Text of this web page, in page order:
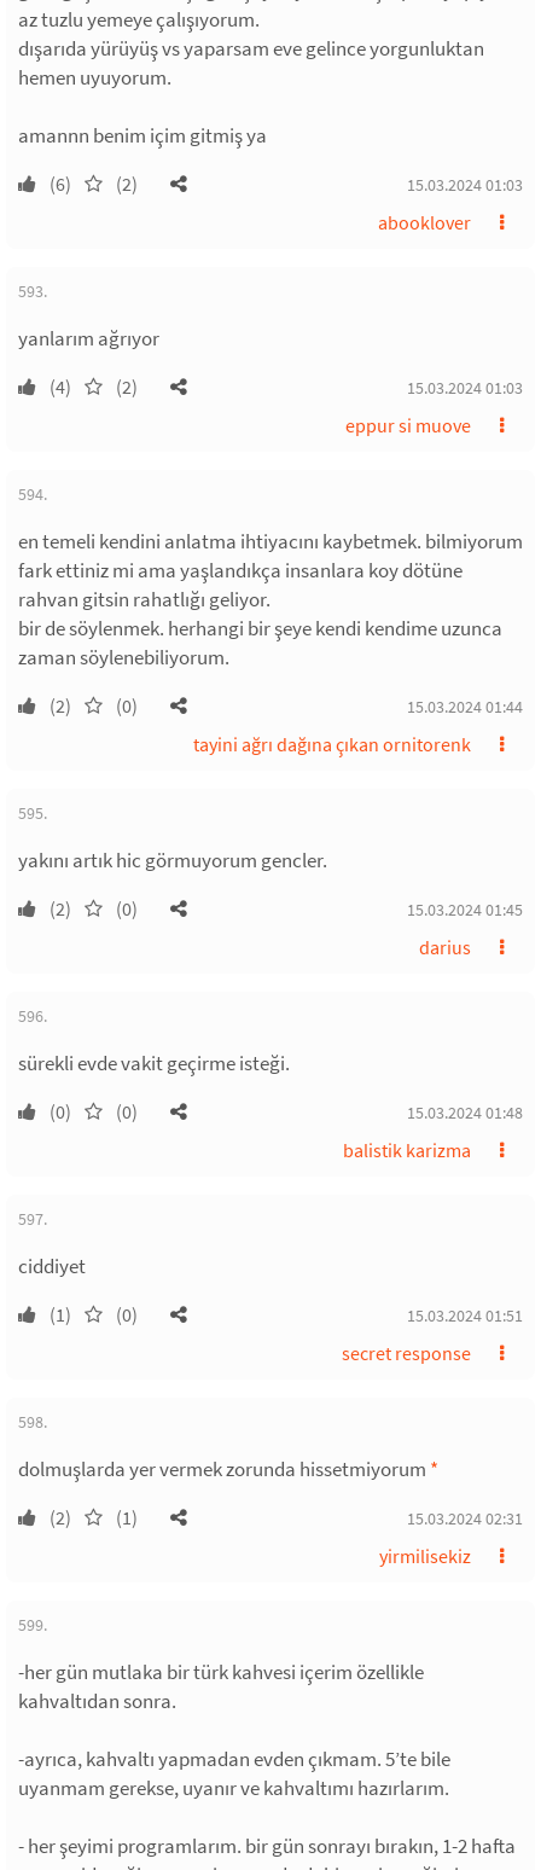
az tuzlu yemeye çalışıyorum.
dışarıda yürüyüş vs yaparsam eve gelince yorgunluktan
hemen uyuyorum.
amannn benim içim gitmiş ya
(6) (2) 15.03.2024 01:03
abooklover
593.
yanlarım ağrıyor
(4) (2) 15.03.2024 01:03
eppur si muove
594.
en temeli kendini anlatma ihtiyacını kaybetmek. bilmiyorum
fark ettiniz mi ama yaşlandıkça insanlara koy dötüne
rahvan gitsin rahatlığı geliyor.
bir de söylenmek. herhangi bir şeye kendi kendime uzunca
zaman söylenebiliyorum.
(2) (0) 15.03.2024 01:44
tayini ağrı dağına çıkan ornitorenk
595.
yakını artık hic görmuyorum gencler.
(2) (0) 15.03.2024 01:45
darius
596.
sürekli evde vakit geçirme isteği.
(0) (0) 15.03.2024 01:48
balistik karizma
597.
ciddiyet
(1) (0) 15.03.2024 01:51
secret response
598.
dolmuşlarda yer vermek zorunda hissetmiyorum *
(2) (1) 15.03.2024 02:31
yirmilisekiz
599.
-her gün mutlaka bir türk kahvesi içerim özellikle
kahvaltıdan sonra.
-ayrıca, kahvaltı yapmadan evden çıkmam. 5’te bile
uyanmam gerekse, uyanır ve kahvaltımı hazırlarım.
- her şeyimi programlarım. bir gün sonrayı bırakın, 1-2 hafta